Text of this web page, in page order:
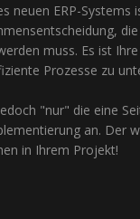
neuen ERP-Systems
muss. Es ist
Prozesse zu
"nur" die eine
an. Der
in Ihrem Projekt!